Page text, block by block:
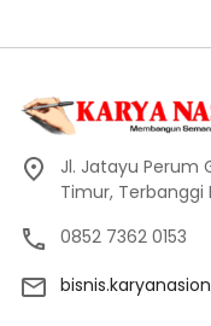
Jl. Jatayu Perum
Timur,
0852 7362 0153